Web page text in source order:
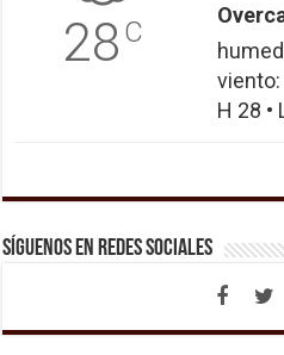
28 C
H 28 •
Síguenos en Redes Sociales